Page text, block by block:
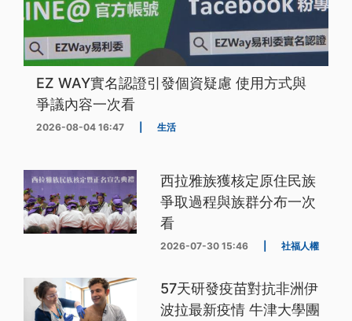
EZ WAY實名認證引發個資疑慮 使用方式與
爭議內容一次看
2026-08-04 16:47 生活
西拉雅族獲核定原住民族
爭取過程與族群分布一次
看
2026-07-30 15:46 社福人權
57天研發疫苗對抗非洲伊
波拉最新疫情 牛津大學團